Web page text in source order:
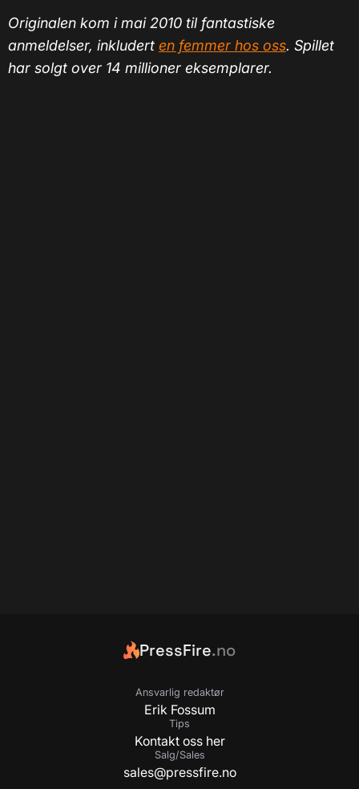
Originalen kom i mai 2010 til fantastiske
anmeldelser, inkludert en femmer hos oss. Spillet
har solgt over 14 millioner eksemplarer.
PressFire.no
Ansvarlig redaktør
Erik Fossum
Tips
Kontakt oss her
Salg/Sales
sales@pressfire.no